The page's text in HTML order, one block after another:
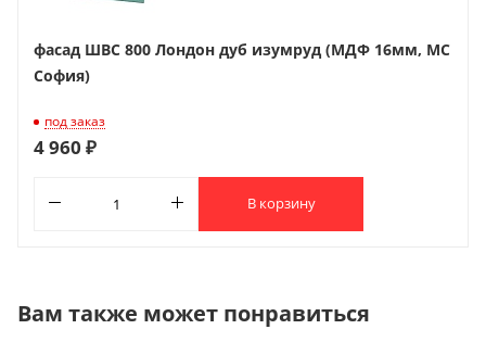
фасад ШВС 800 Лондон дуб изумруд (МДФ 16мм, МС
София)
под заказ
4 960 ₽
В корзину
Вам также может понравиться